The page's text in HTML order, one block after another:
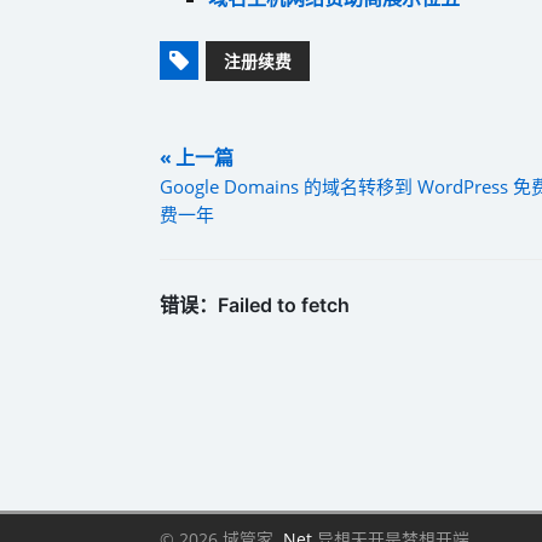
注册续费
« 上一篇
Google Domains 的域名转移到 WordPress 免
费一年